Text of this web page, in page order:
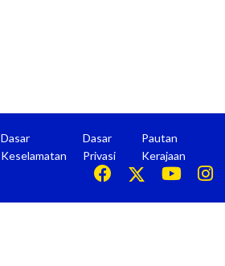
Dasar
Keselamatan
Dasar
Privasi
Pautan
Kerajaan